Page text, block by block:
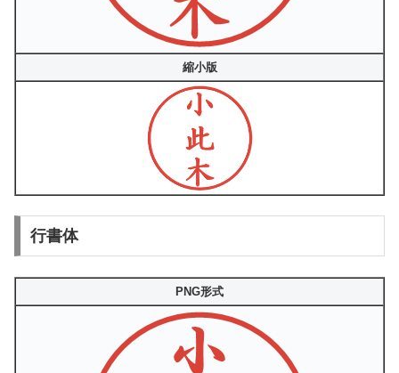
縮小版
行書体
PNG形式